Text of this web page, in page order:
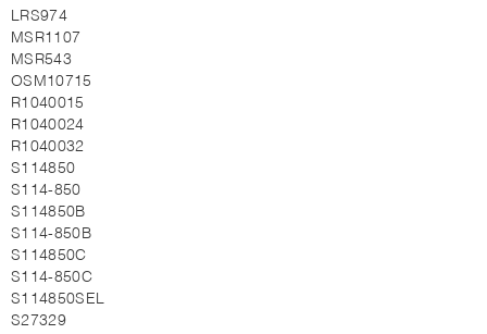
LRS974
MSR1107
MSR543
OSM10715
R1040015
R1040024
R1040032
S114850
S114-850
S114850B
S114-850B
S114850C
S114-850C
S114850SEL
S27329